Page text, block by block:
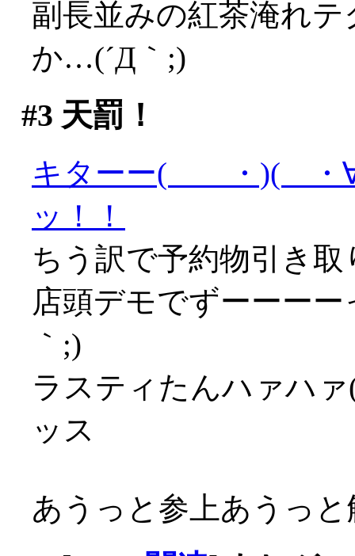
副長並みの紅茶淹れ
か…(´Д｀;)
#3 天罰！
キターー( ・)( ・
ッ！！
ちう訳で予約物引き
店頭デモでずーーー
｀;)
ラスティたんハァハ
ッス
あうっと参上あうっ